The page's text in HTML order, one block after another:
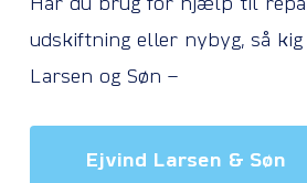
Har du brug for hjælp til
udskiftning eller nybyg, så
Larsen og Søn –
Ejvind Larsen & Søn